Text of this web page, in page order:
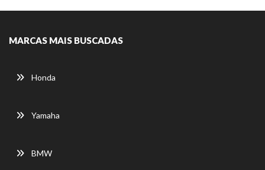
MARCAS MAIS BUSCADAS
Honda
Yamaha
BMW